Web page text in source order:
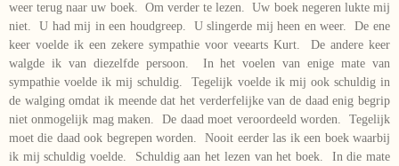
weer terug naar uw boek. Om verder te lezen. Uw boek negeren lukte mij
niet. U had mij in een houdgreep. U slingerde mij heen en weer. De ene
keer voelde ik een zekere sympathie voor veearts Kurt. De andere keer
walgde ik van diezelfde persoon. In het voelen van enige mate van
sympathie voelde ik mij schuldig. Tegelijk voelde ik mij ook schuldig in
de walging omdat ik meende dat het verderfelijke van de daad enig begrip
niet onmogelijk mag maken. De daad moet veroordeeld worden. Tegelijk
moet die daad ook begrepen worden. Nooit eerder las ik een boek waarbij
ik mij schuldig voelde. Schuldig aan het lezen van het boek. In die mate